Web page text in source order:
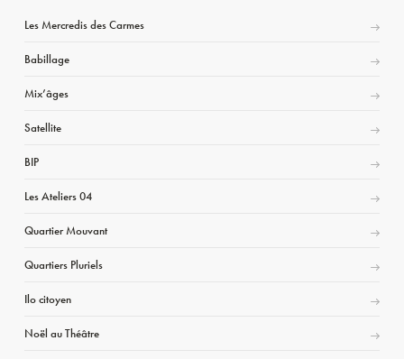
Les Mercredis des Carmes
Babillage
Mix’âges
Satellite
BIP
Les Ateliers 04
Quartier Mouvant
Quartiers Pluriels
Ilo citoyen
Noël au Théâtre